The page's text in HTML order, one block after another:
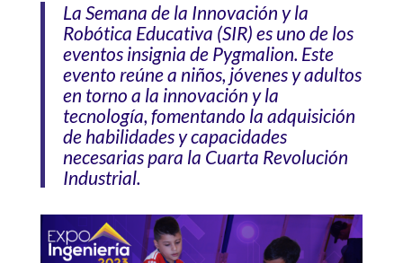
La Semana de la Innovación y la
Robótica Educativa (SIR) es uno de los
eventos insignia de Pygmalion. Este
evento reúne a niños, jóvenes y adultos
en torno a la innovación y la
tecnología, fomentando la adquisición
de habilidades y capacidades
necesarias para la Cuarta Revolución
Industrial.